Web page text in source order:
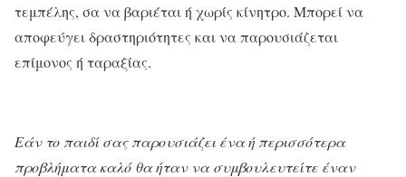
τεμπέλης, σα να βαριέται ή χωρίς κίνητρο. Μπορεί να
αποφεύγει δραστηριότητες και να παρουσιάζεται
επίμονος ή ταραξίας.
Εάν το παιδί σας παρουσιάζει ένα ή περισσότερα
προβλήματα καλό θα ήταν να συμβουλευτείτε έναν